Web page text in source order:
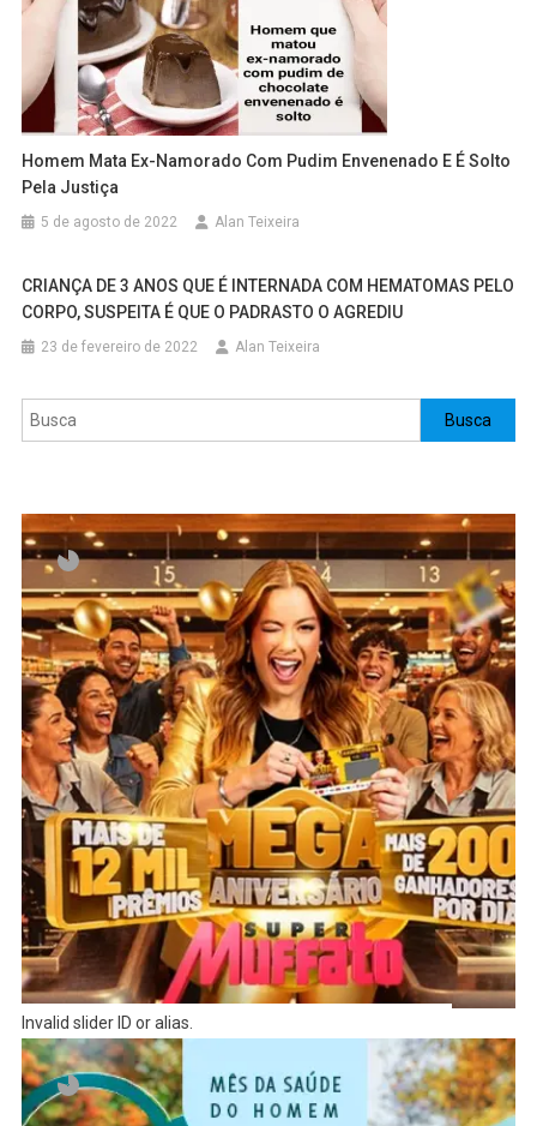
Homem Mata Ex-Namorado Com Pudim Envenenado E É Solto
Pela Justiça
5 de agosto de 2022 Alan Teixeira
CRIANÇA DE 3 ANOS QUE É INTERNADA COM HEMATOMAS PELO
CORPO, SUSPEITA É QUE O PADRASTO O AGREDIU
23 de fevereiro de 2022 Alan Teixeira
Pesquisar Busca
Invalid slider ID or alias.